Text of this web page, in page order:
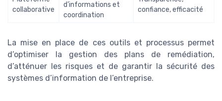
collaborative
d’informations et
coordination
confiance, efficacité
La mise en place de ces outils et processus permet
d’optimiser la gestion des plans de remédiation,
d’atténuer les risques et de garantir la sécurité des
systèmes d’information de l’entreprise.